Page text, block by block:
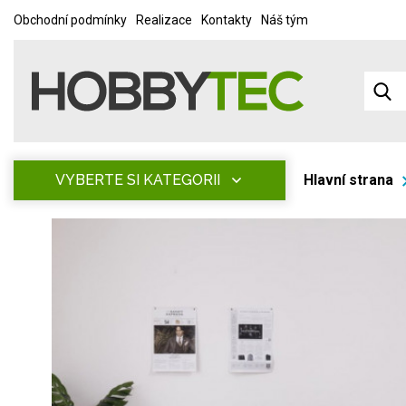
Obchodní podmínky Realizace Kontakty Náš tým
VYBERTE SI KATEGORII Hlavní strana